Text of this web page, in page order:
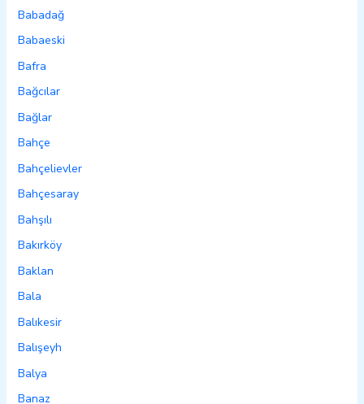
Babadağ
Babaeski
Bafra
Bağcılar
Bağlar
Bahçe
Bahçelievler
Bahçesaray
Bahşılı
Bakırköy
Baklan
Bala
Balıkesir
Balışeyh
Balya
Banaz